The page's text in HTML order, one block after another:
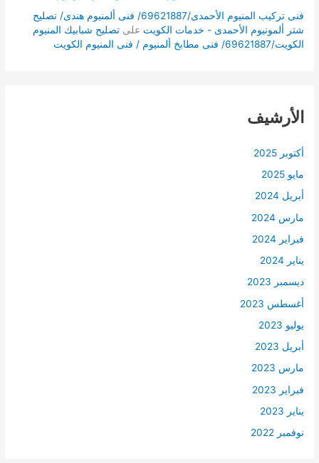
فنى تركيب المنيوم الأحمدى/69621887/ فنى ألمنيوم هندى/ تصليح
شتر ألمونيوم الأحمدى - خدمات الكويت علىتصليح شبابيك المنيوم
الكويت/69621887/ فنى مطابخ ألمنيوم / فنى المنيوم الكويت
الأرشيف
أكتوبر 2025
مايو 2025
أبريل 2024
مارس 2024
فبراير 2024
يناير 2024
ديسمبر 2023
أغسطس 2023
يوليو 2023
أبريل 2023
مارس 2023
فبراير 2023
يناير 2023
نوفمبر 2022